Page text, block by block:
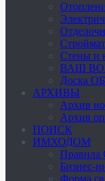
Стены и
ВАШ
Доска
АРХИВЫ
Архив
Архив
ПОИСК
ИМХОДОМ
Правила
Бизнес-
Форма